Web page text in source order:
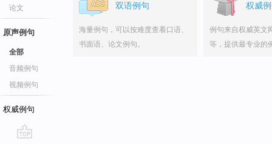
论文
原声例句
全部
音频例句
视频例句
权威例句
双语例句
海量例句，可以按难度查看口语、
书面语、论文例句。
权威
例句来自权威英文
等，提供最专业的